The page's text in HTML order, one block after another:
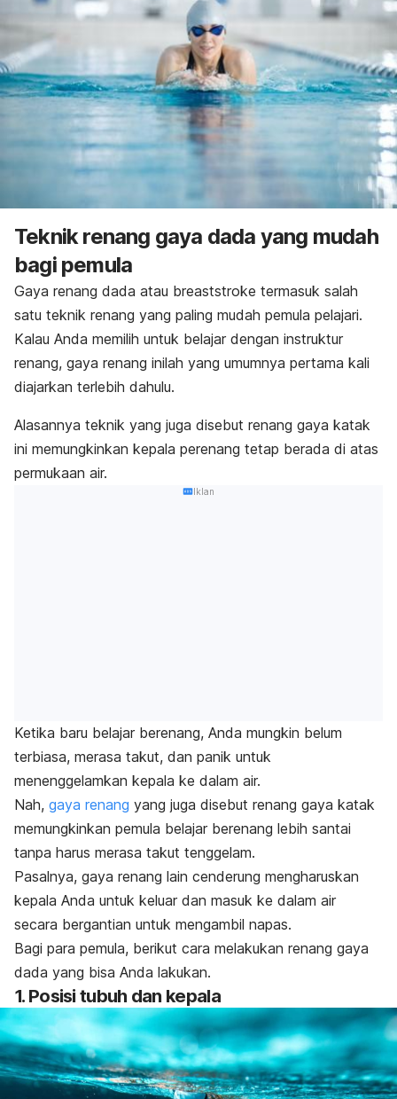
Teknik renang gaya dada yang mudah
bagi pemula
Gaya renang dada atau breaststroke termasuk salah
satu teknik renang yang paling mudah pemula pelajari.
Kalau Anda memilih untuk belajar dengan instruktur
renang, gaya renang inilah yang umumnya pertama kali
diajarkan terlebih dahulu.
Alasannya teknik yang juga disebut renang gaya katak
ini memungkinkan kepala perenang tetap berada di atas
permukaan air.
Iklan
Ketika baru belajar berenang, Anda mungkin belum
terbiasa, merasa takut, dan panik untuk
menenggelamkan kepala ke dalam air.
Nah, gaya renang yang juga disebut renang gaya katak
memungkinkan pemula belajar berenang lebih santai
tanpa harus merasa takut tenggelam.
Pasalnya, gaya renang lain cenderung mengharuskan
kepala Anda untuk keluar dan masuk ke dalam air
secara bergantian untuk mengambil napas.
Bagi para pemula, berikut cara melakukan renang gaya
dada yang bisa Anda lakukan.
1. Posisi tubuh dan kepala